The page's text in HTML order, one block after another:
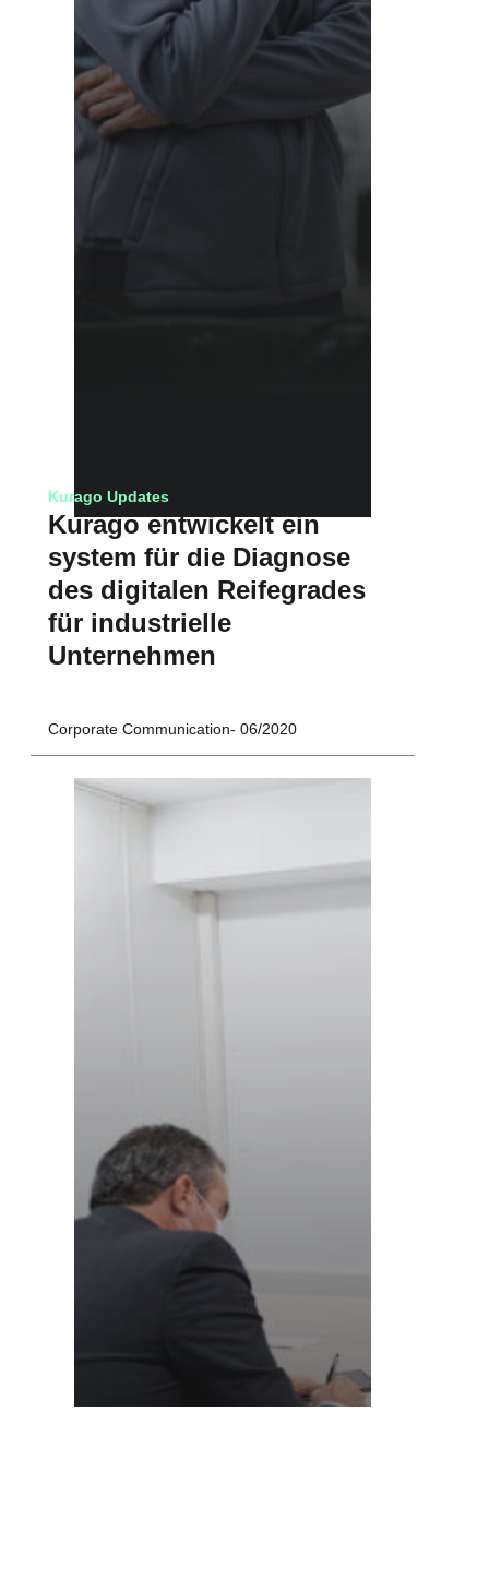
Kurago Updates
Kurago entwickelt ein
system für die Diagnose
des digitalen Reifegrades
für industrielle
Unternehmen
Corporate Communication 06/2020